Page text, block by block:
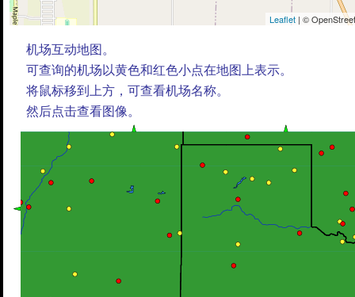
Leaflet | ©
机场互动地图。
可查询的机场以黄色和红色小点在地图上表示。
将鼠标移到上方，可查看机场名称。
然后点击查看图像。